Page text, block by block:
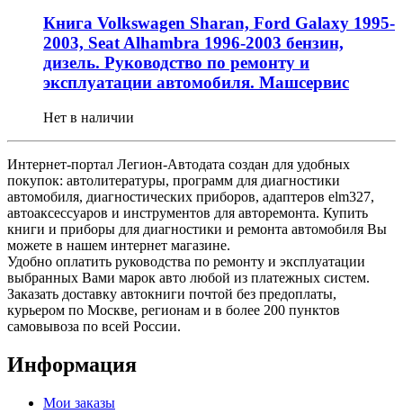
Книга Volkswagen Sharan, Ford Galaxy 1995-
2003, Seat Alhambra 1996-2003 бензин,
дизель. Руководство по ремонту и
эксплуатации автомобиля. Машсервис
Нет в наличии
Интернет-портал Легион-Автодата создан для удобных
покупок: автолитературы, программ для диагностики
автомобиля, диагностических приборов, адаптеров elm327,
автоаксессуаров и инструментов для авторемонта. Купить
книги и приборы для диагностики и ремонта автомобиля Вы
можете в нашем интернет магазине.
Удобно оплатить руководства по ремонту и эксплуатации
выбранных Вами марок авто любой из платежных систем.
Заказать доставку автокниги почтой без предоплаты,
курьером по Москве, регионам и в более 200 пунктов
самовывоза по всей России.
Информация
Мои заказы